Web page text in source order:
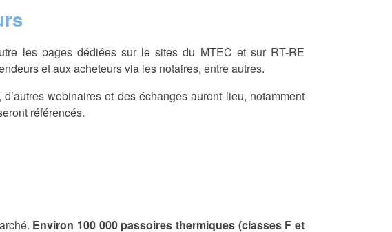
les pages dédiées sur le sites du MTEC et sur RT-RE
et aux acheteurs via les notaires, entre autres.
webinaires et des échanges auront lieu, notamment
référencés.
Environ 100 000 passoires thermiques (classes F et